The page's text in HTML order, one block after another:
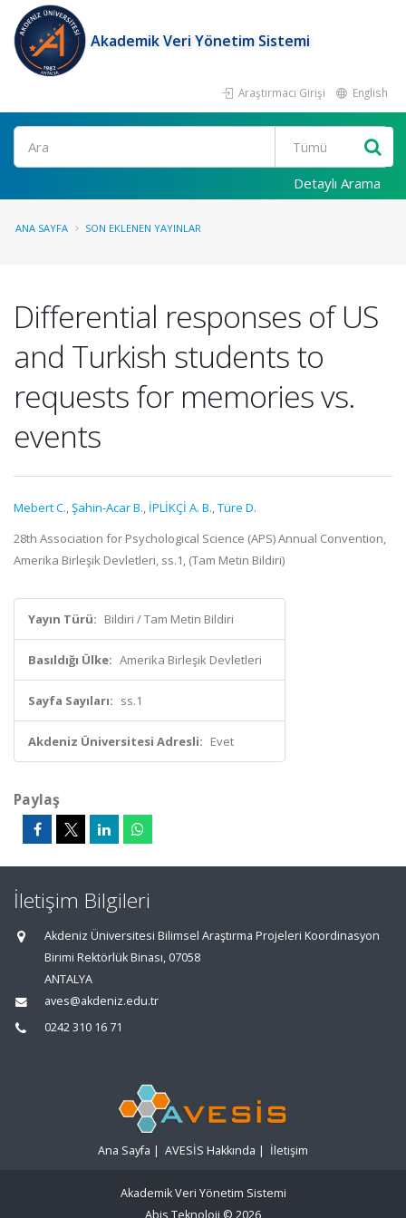
Akademik Veri Yönetim Sistemi
Araştırmacı Girişi English
Ara
Detaylı Arama
ANA SAYFA SON EKLENEN YAYINLAR
Differential responses of US
and Turkish students to
requests for memories vs.
events
Mebert C.,Şahin-Acar B., İPLİKÇİ A. B.,Türe D.
28th Association for Psychological Science (APS) Annual Convention,
Amerika Birleşik Devletleri, ss.1, (Tam Metin Bildiri)
Yayın Türü: Bildiri / Tam Metin Bildiri
Basıldığı Ülke: Amerika Birleşik Devletleri
Sayfa Sayıları: ss.1
Akdeniz Üniversitesi Adresli: Evet
Paylaş
İletişim Bilgileri
Akdeniz Üniversitesi Bilimsel Araştırma Projeleri Koordinasyon
Birimi Rektörlük Binası, 07058
ANTALYA
aves@akdeniz.edu.tr
0242 310 16 71
Ana Sayfa | AVESİS Hakkında | İletişim
Akademik Veri Yönetim Sistemi
Abis Teknoloji © 2026